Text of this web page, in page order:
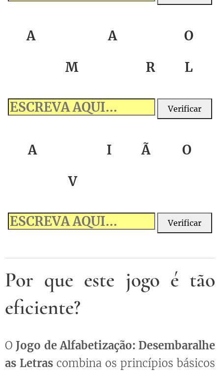
A A
O
M
R L
Verificar
A I Ã
O
V
Verificar
Por que este jogo é tão
eficiente?
O Jogo de Alfabetização: Desembaralhe
as Letras combina os princípios básicos